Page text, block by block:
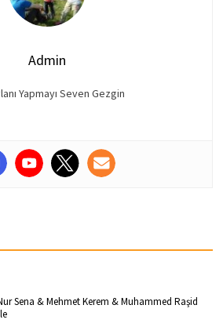
Admin
Yapmayı Seven Gezgin
Sena & Mehmet Kerem & Muhammed Raşid